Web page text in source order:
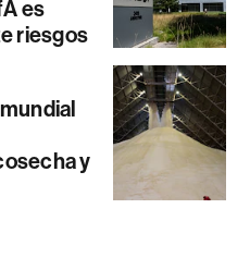
es
riesgos
y